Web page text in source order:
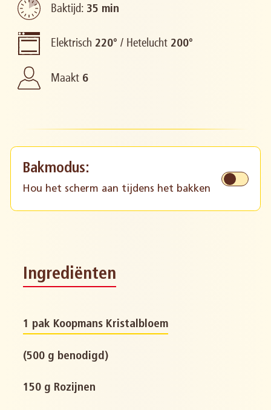
Baktijd: 35 min
Elektrisch 220° / Hetelucht 200°
Maakt 6
Bakmodus:
Hou het scherm aan tijdens het bakken
Ingrediënten
1 pak Koopmans Kristalbloem
(500 g benodigd)
150 g Rozijnen